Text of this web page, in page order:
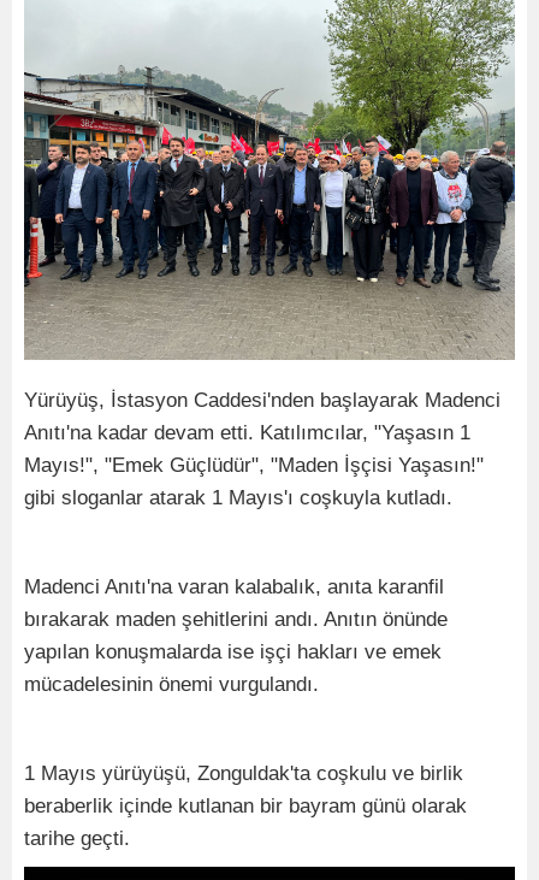
Yürüyüş, İstasyon Caddesi'nden başlayarak Madenci
Anıtı'na kadar devam etti. Katılımcılar, "Yaşasın 1
Mayıs!", "Emek Güçlüdür", "Maden İşçisi Yaşasın!"
gibi sloganlar atarak 1 Mayıs'ı coşkuyla kutladı.
Madenci Anıtı'na varan kalabalık, anıta karanfil
bırakarak maden şehitlerini andı. Anıtın önünde
yapılan konuşmalarda ise işçi hakları ve emek
mücadelesinin önemi vurgulandı.
1 Mayıs yürüyüşü, Zonguldak'ta coşkulu ve birlik
beraberlik içinde kutlanan bir bayram günü olarak
tarihe geçti.